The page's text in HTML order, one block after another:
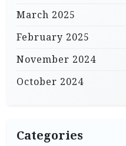
March 2025
February 2025
November 2024
October 2024
Categories